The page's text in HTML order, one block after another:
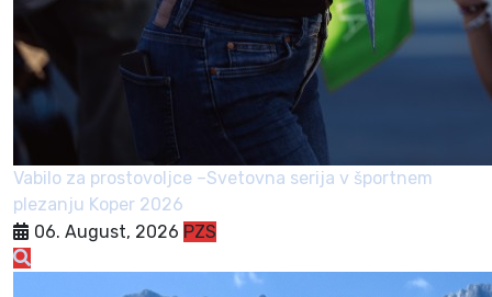
Vabilo za prostovoljce –Svetovna serija v športnem
plezanju Koper 2026
06. August, 2026 PZS